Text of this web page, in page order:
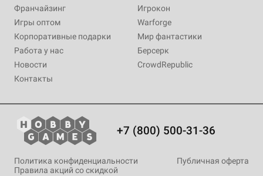
Франчайзинг
Игры оптом
Корпоративные подарки
Работа у нас
Новости
Контакты
Игрокон
Warforge
Мир фантастики
Берсерк
CrowdRepublic
+7 (800) 500-31-36
Политика конфиденциальности
Публичная оферта
Правила акций со скидкой